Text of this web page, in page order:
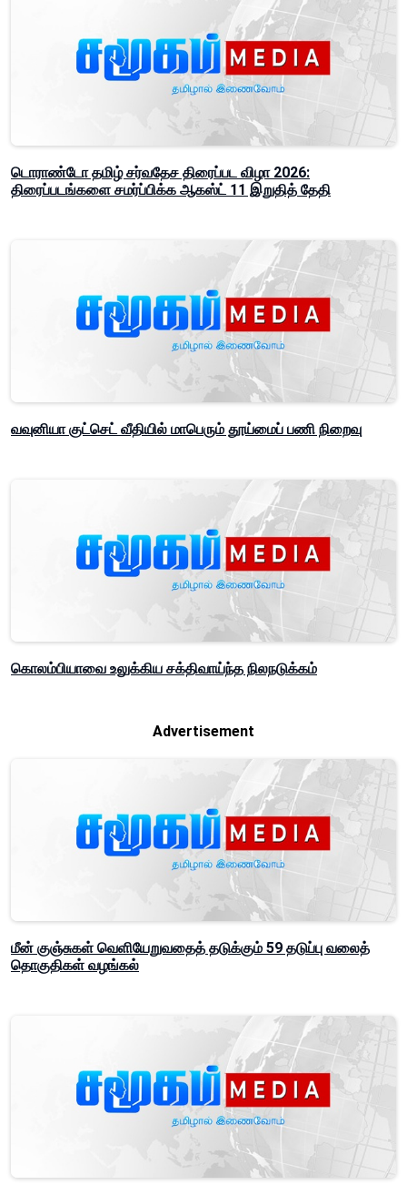
டொராண்டோ தமிழ் சர்வதேச திரைப்பட விழா 2026:
திரைப்படங்களை சமர்ப்பிக்க ஆகஸ்ட் 11 இறுதித் தேதி
வவுனியா குட்செட் வீதியில் மாபெரும் தூய்மைப் பணி நிறைவு
கொலம்பியாவை உலுக்கிய சக்திவாய்ந்த நிலநடுக்கம்
Advertisement
மீன் குஞ்சுகள் வெளியேறுவதைத் தடுக்கும் 59 தடுப்பு வலைத்
தொகுதிகள் வழங்கல்